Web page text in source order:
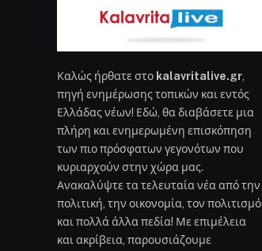
Καλώς ήρθατε στο kalavritalive.gr
πηγή ενημέρωσης τοπικών και εντός
Ελλάδας νέων! Εδώ, θα διαβάσετε μια
πλήρη και ενημερωμένη επισκόπηση
των πιο πρόσφατων γεγονότων που
κυριαρχούν στην χώρα μας.
Ανακαλύψτε τα τελευταία νέα από την
πολιτική, την οικονομία, τον πολιτισμό
και πολλά άλλα πεδία! Με επιμέλεια
και ακρίβεια, παρουσιάζουμε